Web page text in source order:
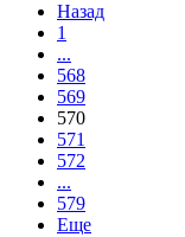
Назад
1
...
568
569
570
571
572
...
579
Еще